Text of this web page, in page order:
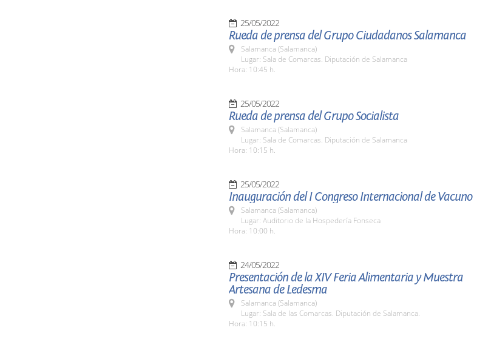
25/05/2022
Rueda de prensa del Grupo Ciudadanos Salamanca
Salamanca (Salamanca)
Lugar: Sala de Comarcas. Diputación de Salamanca
Hora: 10:45 h.
25/05/2022
Rueda de prensa del Grupo Socialista
Salamanca (Salamanca)
Lugar: Sala de Comarcas. Diputación de Salamanca
Hora: 10:15 h.
25/05/2022
Inauguración del I Congreso Internacional de Vacuno
Salamanca (Salamanca)
Lugar: Auditorio de la Hospedería Fonseca
Hora: 10:00 h.
24/05/2022
Presentación de la XIV Feria Alimentaria y Muestra
Artesana de Ledesma
Salamanca (Salamanca)
Lugar: Sala de las Comarcas. Diputación de Salamanca.
Hora: 10:15 h.